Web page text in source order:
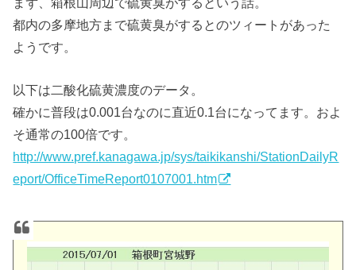
都内の多摩地方まで硫黄臭がするとのツィートがあった
ようです。
以下は二酸化硫黄濃度のデータ。
確かに普段は0.001台なのに直近0.1台になってます。およ
そ通常の100倍です。
http://www.pref.kanagawa.jp/sys/taikikanshi/StationDailyR
eport/OfficeTimeReport0107001.htm